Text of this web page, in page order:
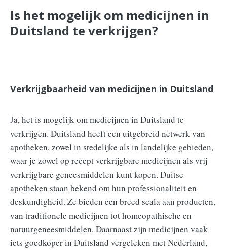
Is het mogelijk om medicijnen in
Duitsland te verkrijgen?
Verkrijgbaarheid van medicijnen in Duitsland
Ja, het is mogelijk om medicijnen in Duitsland te
verkrijgen. Duitsland heeft een uitgebreid netwerk van
apotheken, zowel in stedelijke als in landelijke gebieden,
waar je zowel op recept verkrijgbare medicijnen als vrij
verkrijgbare geneesmiddelen kunt kopen. Duitse
apotheken staan bekend om hun professionaliteit en
deskundigheid. Ze bieden een breed scala aan producten,
van traditionele medicijnen tot homeopathische en
natuurgeneesmiddelen. Daarnaast zijn medicijnen vaak
iets goedkoper in Duitsland vergeleken met Nederland,